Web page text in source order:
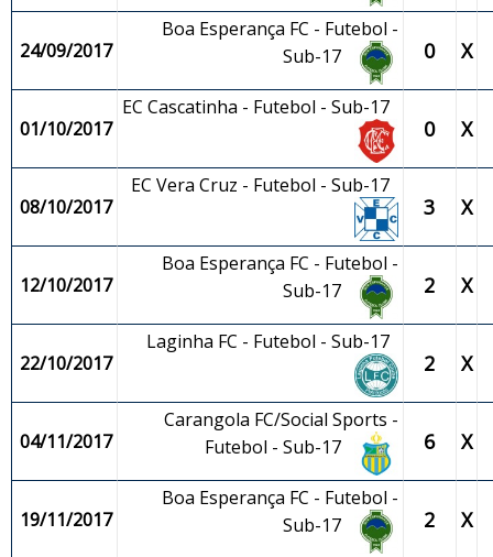
24/09/2017
Boa Esperança FC - Futebol -
Sub-17
0 X
01/10/2017
EC Cascatinha - Futebol - Sub-17
0 X
08/10/2017
EC Vera Cruz - Futebol - Sub-17
3 X
12/10/2017
Boa Esperança FC - Futebol -
Sub-17
2 X
22/10/2017
Laginha FC - Futebol - Sub-17
2 X
04/11/2017
Carangola FC/Social Sports -
Futebol - Sub-17
6 X
19/11/2017
Boa Esperança FC - Futebol -
Sub-17
2 X